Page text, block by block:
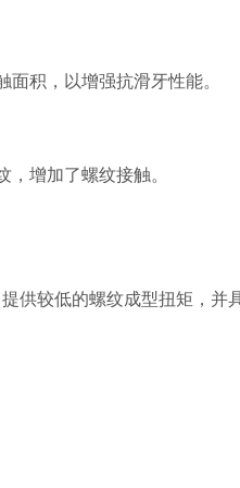
积，以增强抗滑牙性能。
增加了螺纹接触。
供较低的螺纹成型扭矩，并